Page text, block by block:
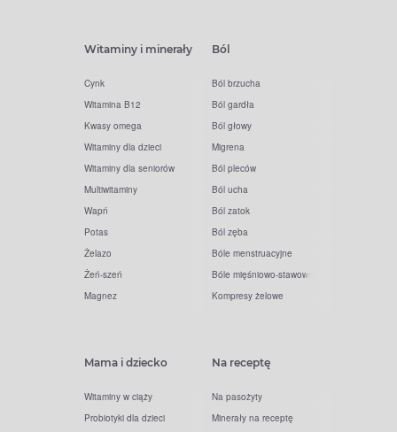
Witaminy i minerały
Cynk
Witamina B12
Kwasy omega
Witaminy dla dzieci
Witaminy dla seniorów
Multiwitaminy
Wapń
Potas
Żelazo
Żeń-szeń
Magnez
Ból
Ból brzucha
Ból gardła
Ból głowy
Migrena
Ból pleców
Ból ucha
Ból zatok
Ból zęba
Bóle menstruacyjne
Bóle mięśniowo-stawowe
Kompresy żelowe
Mama i dziecko
Witaminy w ciąży
Probiotyki dla dzieci
Na receptę
Na pasożyty
Minerały na receptę